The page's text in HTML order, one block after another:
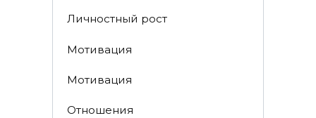
Личностный рост
Мотивация
Мотивация
Отношения